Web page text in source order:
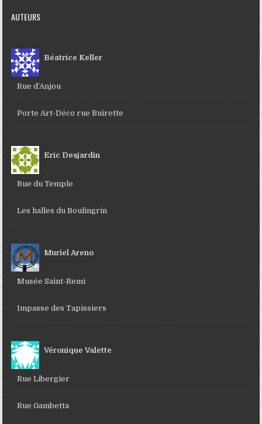
AUTEURS
Béatrice Keller
Rue d’Anjou
Porte Art-Déco rue Buirette
Eric Desjardin
Rue du Temple
Les halles du Boulingrin
Muriel Areno
Musée Saint-Remi
Impasse des Tapissiers
Véronique Valette
Rue Libergier
Rue Gambetta